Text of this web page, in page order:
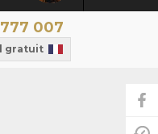
007
gratuit